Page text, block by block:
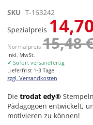
Zum
der
springen
SKU T-163242
Spezialpreis
Normalpreis 15,48
Inkl. MwSt.
✔ Sofort versandfertig
Lieferfrist 1-3 Tage
zzgl. Versandkosten
Die trodat edy®
Pädagogoen entwickelt,
motivieren zu können!